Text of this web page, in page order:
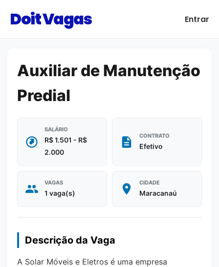
Doit Vagas Entrar
Auxiliar de Manutenção
Predial
SALÁRIO
R$ 1.501 - R$
2.000
CONTRATO
Efetivo
VAGAS
1 vaga(s)
CIDADE
Maracanaú
Descrição da Vaga
A Solar Móveis e Eletros é uma empresa